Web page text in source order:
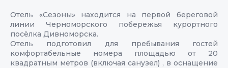
Отель «Сезоны» находится на первой береговой
линии Черноморского побережья курортного
посёлка Дивноморска.
Отель подготовил для пребывания гостей
комфортабельные номера площадью от 20
квадратным метров (включая санузел) , в оснащение